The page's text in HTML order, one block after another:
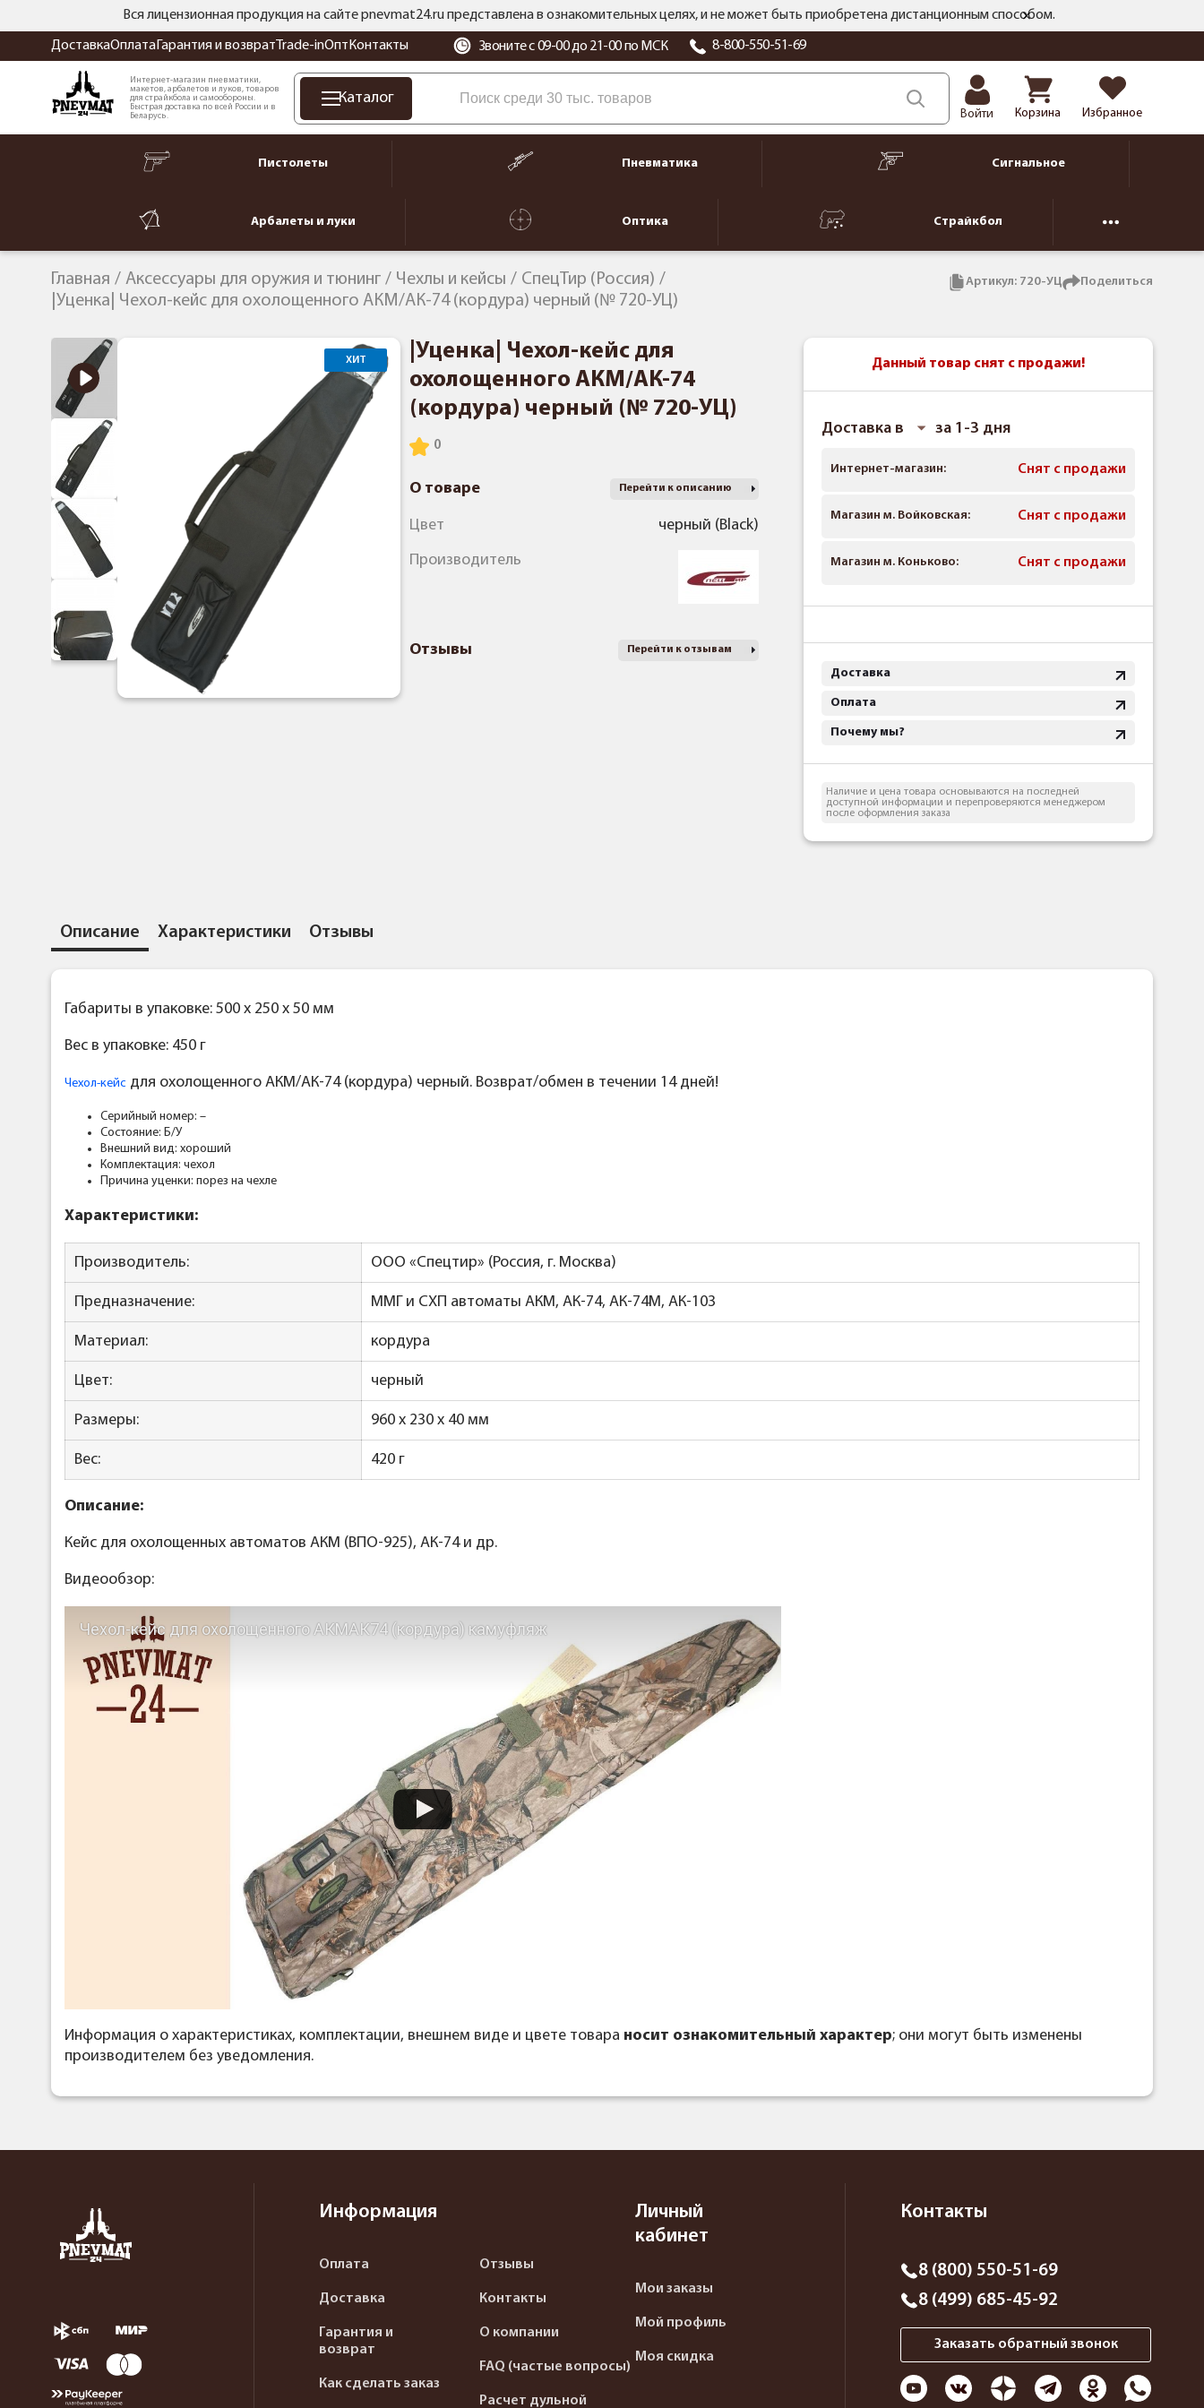
Вся лицензионная продукция на сайте pnevmat24.ru представлена в ознакомительных целях, и не может быть приобретена дистанционным способом.
ДоставкаОплата Гарантия и возврат Trade-inОпт Контакты Звоните с 09-00 до 21-00 по МСК 8-800-550-51-69
Интернет-магазин пневматики,
макетов, арбалетов и луков, товаров
для страйкбола и самообороны.
Быстрая доставка по всей России и в
Беларусь.
Каталог
Войти Корзина Избранное
Пистолеты Пневматика Сигнальное
Арбалеты и луки Оптика Страйкбол
Главная Аксессуары для оружия и тюнинг Чехлы и кейсы
СпецТир (Россия)
|Уценка| Чехол-кейс для охолощенного АКМ/АК-74 (кордура) черный (№ 720-УЦ)
Артикул: 720-УЦ Поделиться
ХИТ
|Уценка| Чехол-кейс для
охолощенного АКМ/АК-74
(кордура) черный (№ 720-УЦ)
О товаре Перейти к описанию
Цвет черный (Black)
Производитель
Отзывы Перейти к отзывам
Данный товар снят с продажи!
Доставка в за 1-3 дня
Интернет-магазин: Снят с продажи
Магазин м. Войковская: Снят с продажи
Магазин м. Коньково: Снят с продажи
Доставка
Оплата
Почему мы?
Наличие и цена товара основываются на последней
доступной информации и перепроверяются менеджером
после оформления заказа
Описание Характеристики Отзывы
Габариты в упаковке: 500 x 250 x 50 мм
Вес в упаковке: 450 г
Чехол-кейс для охолощенного АКМ/АК-74 (кордура) черный. Возврат/обмен в течении 14 дней!
Серийный номер: –
Состояние: Б/У
Внешний вид: хороший
Комплектация: чехол
Причина уценки: порез на чехле
Характеристики:
Производитель: ООО «Спецтир» (Россия, г. Москва)
Предназначение: ММГ и СХП автоматы АКМ, АК-74, АК-74М, АК-103
Материал: кордура
Цвет: черный
Размеры: 960 x 230 х 40 мм
Вес: 420 г
Описание:
Кейс для охолощенных автоматов АКМ (ВПО-925), АК-74 и др.
Видеообзор:
Чехол-кейс для охолощенного АКМАК74 (кордура) камуфляж
Информация о характеристиках, комплектации, внешнем виде и цвете товара носит ознакомительный характер; они могут быть изменены
производителем без уведомления.
Информация
Оплата
Доставка
Гарантия и
возврат
Как сделать заказ
Отзывы
Контакты
О компании
FAQ (частые вопросы)
Расчет дульной
Личный
кабинет
Мои заказы
Мой профиль
Моя скидка
Контакты
8 (800) 550-51-69
8 (499) 685-45-92
Заказать обратный звонок